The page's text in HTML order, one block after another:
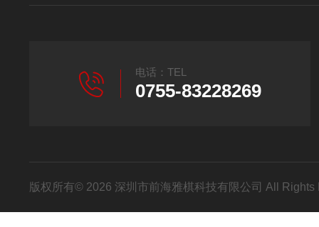
电话：TEL
0755-83228269
版权所有© 2026 深圳市前海雅棋科技有限公司 All